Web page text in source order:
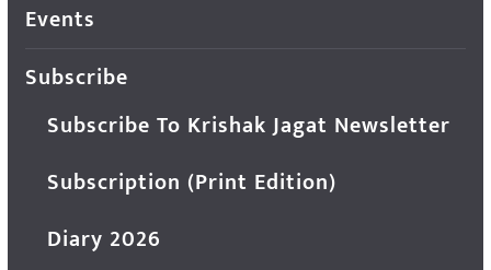
Events
Subscribe
Subscribe To Krishak Jagat Newsletter
Subscription (Print Edition)
Diary 2026